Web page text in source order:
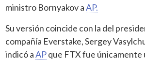
ministro Bornyakov aAP.
Su versión coincide con la del
compañía Everstake, Sergey
indicó aAPque FTX fue únicamente